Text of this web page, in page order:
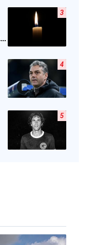
3
4
5